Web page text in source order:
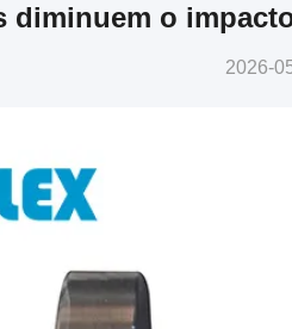
diminuem o
2026-